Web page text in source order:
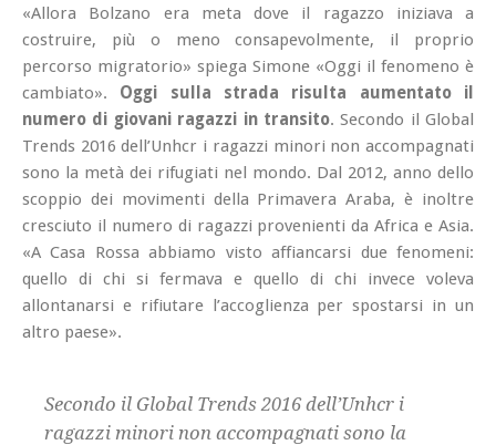
«Allora Bolzano era meta dove il ragazzo iniziava a
costruire, più o meno consapevolmente, il proprio
percorso migratorio» spiega Simone «Oggi il fenomeno è
cambiato». Oggi sulla strada risulta aumentato il
numero di giovani ragazzi in transito. Secondo il Global
Trends 2016 dell’Unhcr i ragazzi minori non accompagnati
sono la metà dei rifugiati nel mondo. Dal 2012, anno dello
scoppio dei movimenti della Primavera Araba, è inoltre
cresciuto il numero di ragazzi provenienti da Africa e Asia.
«A Casa Rossa abbiamo visto affiancarsi due fenomeni:
quello di chi si fermava e quello di chi invece voleva
allontanarsi e rifiutare l’accoglienza per spostarsi in un
altro paese».
Secondo il Global Trends 2016 dell’Unhcr i
ragazzi minori non accompagnati sono la